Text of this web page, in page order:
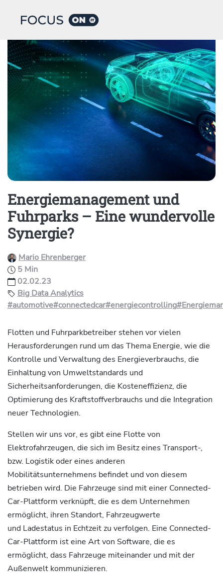
Home Big Data Analytics
Energiemanagement und
Fuhrparks – Eine wundervolle
Synergie?
Mario Ehrenberger
5 Min
02.02.23
Big Data Analytics
#automotive#connectedcar#energiecontrolling
Flotten und Fuhrparkbetreiber stehen vor vielen
Herausforderungen rund um das Thema Energie, wie die
Kontrolle und Verwaltung des Energieverbrauchs, die
Einhaltung von Umweltstandards und
Sicherheitsanforderungen, die Kosteneffizienz, die
Optimierung des Kraftstoffverbrauchs und die Integration
neuer Technologien.
Stellen wir uns vor, es gibt eine Flotte von
Elektrofahrzeugen, die sich im Besitz eines Transport-,
bzw. Logistik oder eines anderen
Mobilitätsunternehmens befindet und von diesem
betrieben wird. Die Fahrzeuge sind mit einer Connected-
Car-Plattform verknüpft, die es dem Unternehmen
ermöglicht, ihren Standort, Fahrzeugwerte
und Ladestatus in Echtzeit zu verfolgen. Eine Connected-
Car-Plattform ist eine Art von Software, die es
ermöglicht, dass Fahrzeuge miteinander und mit der
Außenwelt kommunizieren.